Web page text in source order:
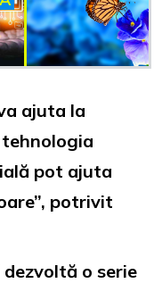
ajuta la
pot ajuta
potrivit
o serie